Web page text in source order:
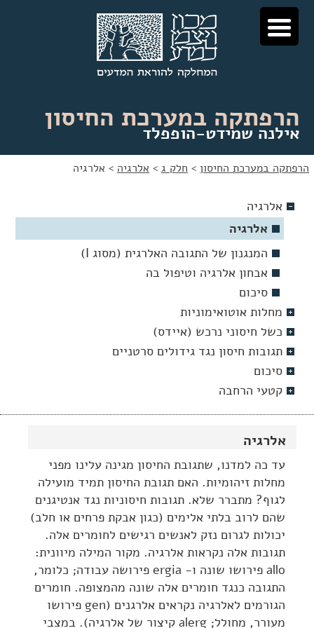
דלג
לתוכן
דלג
לניווט
הרפתקה במערכת החיסון
אילנה שמידט-הופפלד
הרפתקה במערכת החיסון > חלק ג > אלרגיה > אלרגיה
אלרגיה
עד כה למדנו, שתגובת החיסון מגינה עלינו מפני
מחלות זיהומיות. האם תגובת החיסון תמיד מועילה
לגוף? מתברר שלא. תגובות חיסוניות נגד אנטיגנים
שהם לרוב בלתי אלימים (כגון אבקת פרחים או חלב)
יכולות לגרום נזק לאנשים רגישים לחומרים אלה.
תגובות אלה נקראות אלרגיה. מקור המילה מיוונית:
allo פירושו שונה ו- ergia פירושה עבודה; כלומר,
התגובה כנגד חומרים אלה שונה מהמצופה. חומרים
הגורמים לאלרגיה נקראים אלרגנים (gen פירושו
מעורר, מחולל; alerg קיצור של אלרגיה). במצבי
אלרגיה
אלרגיה
המנגנון של התגובה האלרגית (מסוג I)
אבחון אלרגיה וטיפול בה
סיכום
מחלות אוטואימוניות
כשל חיסוני נרכש (איידס)
תגובות חיסון נגד גידולים סרטניים
סיכום
קטעי הרחבה